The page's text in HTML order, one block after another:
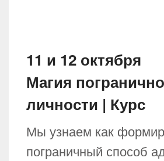
11 и 12 октября
Магия
личности | Курс
Мы узнаем как
пограничный способ